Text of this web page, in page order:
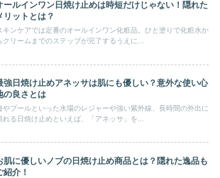
ールインワン日焼け止めは時短だけじゃない！隠れた
リットとは？
キンケアでは定番のオールインワン化粧品。ひと塗りで化粧水か
クリームまでのステップが完了するうえに...
強日焼け止めアネッサは肌にも優しい？意外な使い心
の良さとは
やプールといった水場のレジャーや強い紫外線、長時間の外出に
れる日焼け止めといえば、「アネッサ」を...
肌に優しいノブの日焼け止め商品とは？隠れた逸品も
紹介！